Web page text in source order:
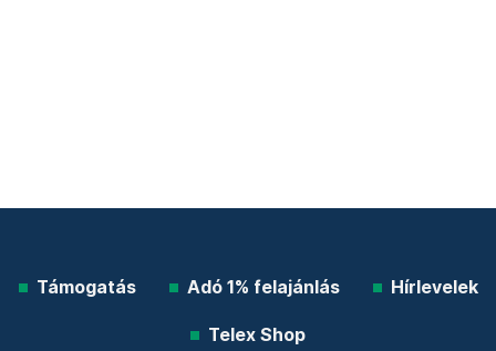
Támogatás Adó 1% felajánlás Hírlevelek
Telex Shop